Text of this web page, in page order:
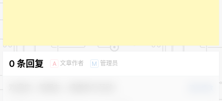
0 条回复 A 文章作者 M 管理员